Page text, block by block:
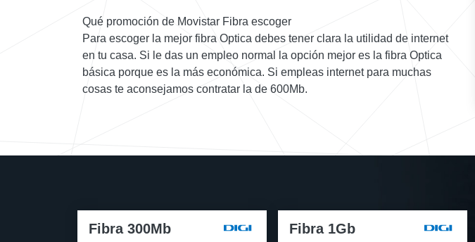
Qué promoción de Movistar Fibra escoger
Para escoger la mejor fibra Optica debes tener clara la utilidad de internet
en tu casa. Si le das un empleo normal la opción mejor es la fibra Optica
básica porque es la más económica. Si empleas internet para muchas
cosas te aconsejamos contratar la de 600Mb.
Fibra 300Mb Fibra 1Gb